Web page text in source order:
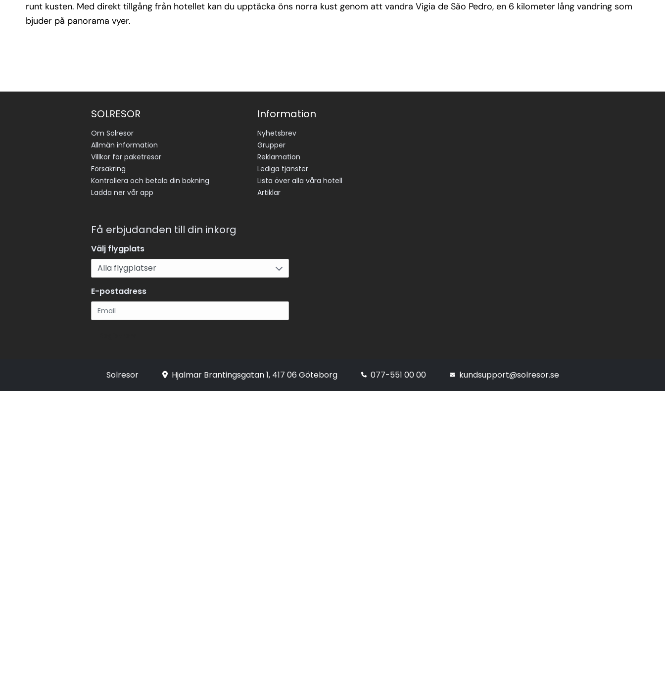
runt kusten. Med direkt tillgång från hotellet kan du upptäcka öns norra kust genom att vandra Vigia de São Pedro, en 6 kilometer lång vandring som
bjuder på panorama vyer.
SOLRESOR
Om Solresor
Allmän information
Villkor för paketresor
Försäkring
Kontrollera och betala din bokning
Ladda ner vår app
Information
Nyhetsbrev
Grupper
Reklamation
Lediga tjänster
Lista över alla våra hotell
Artiklar
Få erbjudanden till din inkorg
Välj flygplats
E-postadress
Solresor Hjalmar Brantingsgatan 1, 417 06 Göteborg 077-551 00 00 kundsupport@solresor.se